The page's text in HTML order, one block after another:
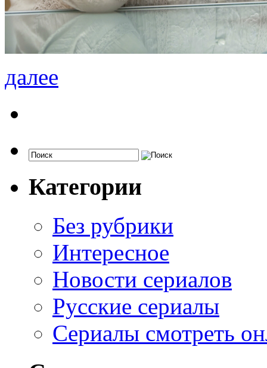
далее
Категории
Без рубрики
Интересное
Новости сериалов
Русские сериалы
Сериалы смотреть